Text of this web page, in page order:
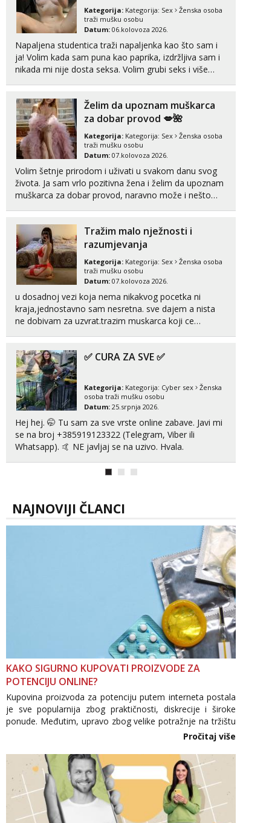
Kategorija: Kategorija: Sex
Ženska osoba
traži mušku osobu
Datum: 06.kolovoza 2026.
Napaljena studentica traži napaljenka kao što sam i
ja! Volim kada sam puna kao paprika, izdržljiva sam i
nikada mi nije dosta seksa. Volim grubi seks i više
cekam te!
Želim da upoznam muškarca
za dobar provod 💋🌺
Kategorija: Kategorija: Sex
Ženska osoba
traži mušku osobu
Datum: 07.kolovoza 2026.
Volim šetnje prirodom i uživati u svakom danu svog
života. Ja sam vrlo pozitivna žena i želim da upoznam
muškarca za dobar provod, naravno može i nešto
Tražim malo nježnosti i
razumjevanja
Kategorija: Kategorija: Sex
Ženska osoba
traži mušku osobu
Datum: 07.kolovoza 2026.
u dosadnoj vezi koja nema nikakvog pocetka ni
kraja,jednostavno sam nesretna. sve dajem a nista
ne dobivam za uzvrat.trazim muskarca koji ce
poljupce po tijelu koji me jako pale,obozavam kad
muskar...
✅ CURA ZA SVE ✅
Kategorija: Kategorija: Cyber sex
Ženska
osoba traži mušku osobu
Datum: 25.srpnja 2026.
Hej hej. 🤭 Tu sam za sve vrste online zabave. Javi mi
se na broj +385919123322 (Telegram, Viber ili
Whatsapp). 🤙 NE javljaj se na uzivo. Hvala.
NAJNOVIJI ČLANCI
KAKO SIGURNO KUPOVATI PROIZVODE ZA
POTENCIJU ONLINE?
Kupovina proizvoda za potenciju putem interneta postala
je sve popularnija zbog praktičnosti, diskrecije i široke
ponude. Međutim, upravo zbog velike potražnje na tržištu
se pojavljuju i brojni krivotvoreni proizvodi, nepouzdane
internetske trgovine te proizvodi nepoznatog podrijetla. ...
Pročitaj više